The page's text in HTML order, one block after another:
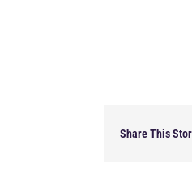
Share This